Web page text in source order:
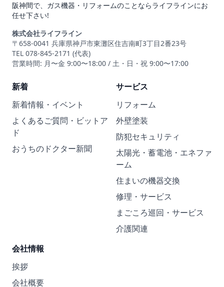
阪神間で、ガス機器・リフォームのことならライフラインにお
任せ下さい!
株式会社ライフライン
〒658-0041 兵庫県神戸市東灘区住吉南町3丁目2番23号
TEL 078-845-2171 (代表)
営業時間: 月〜金 9:00〜18:00 / 土・日・祝 9:00〜17:00
新着
新着情報・イベント
よくあるご質問・ビットア
ド
おうちのドクター新聞
サービス
リフォーム
外壁塗装
防犯セキュリティ
太陽光・蓄電池・エネファ
ーム
住まいの機器交換
修理・サービス
まごころ巡回・サービス
介護関連
会社情報
挨拶
会社概要